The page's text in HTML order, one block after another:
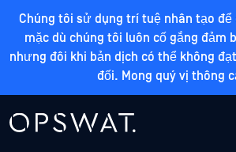
Chúng tôi sử dụng trí tuệ nhân tạo để
mặc dù chúng tôi luôn cố gắng đảm
nhưng đôi khi bản dịch có thể không
đối. Mong quý vị thông